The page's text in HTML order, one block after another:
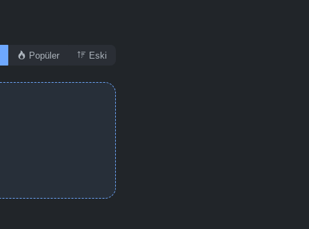
Popüler Eski